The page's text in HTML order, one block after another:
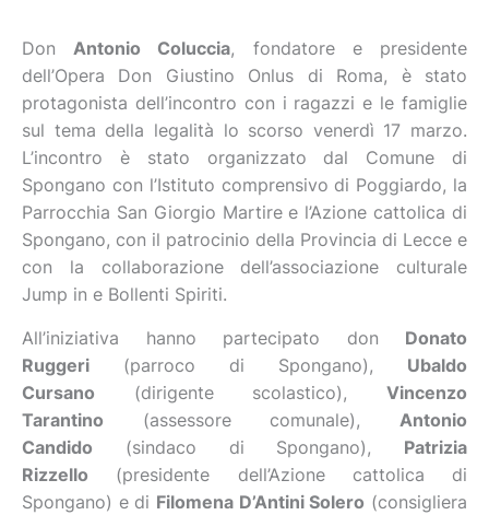
DonAntonio Coluccia, fondatore e presidente
dell’Opera Don Giustino Onlus di Roma, è stato
protagonista dell’incontro con i ragazzi e le famiglie
sul tema della legalità lo scorso venerdì 17 marzo.
L’incontro è stato organizzato dal Comune di
Spongano con l’Istituto comprensivo di Poggiardo, la
Parrocchia San Giorgio Martire e l’Azione cattolica di
Spongano, con il patrocinio della Provincia di Lecce e
con la collaborazione dell’associazione culturale
Jump in e Bollenti Spiriti.
All’iniziativa hanno partecipato don Donato
Ruggeri (parroco di Spongano), Ubaldo
Cursano (dirigente scolastico), Vincenzo
Tarantino (assessore comunale), Antonio
Candido (sindaco di Spongano), Patrizia
Rizzello (presidente dell’Azione cattolica di
Spongano) e di Filomena D’Antini Solero (consigliera